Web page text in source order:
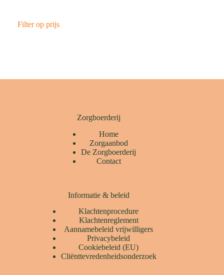
Filter op prijs
Zorgboerderij
Home
Zorgaanbod
De Zorgboerderij
Contact
Informatie & beleid
Klachtenprocedure
Klachtenreglement
Aannamebeleid vrijwilligers
Privacybeleid
Cookiebeleid (EU)
Cliënttevredenheidsonderzoek